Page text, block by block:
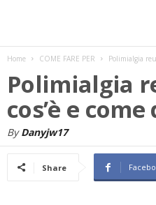
Home COME FARE PER Polimialgia
Polimialgia
cos’è e
By Danyjw17
Share